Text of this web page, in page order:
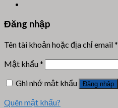
Đăng nhập
Tên tài khoản hoặc địa chỉ email*
Mật khẩu*
Ghi nhớ mật khẩu
Đăng nhập
Quên mật khẩu?